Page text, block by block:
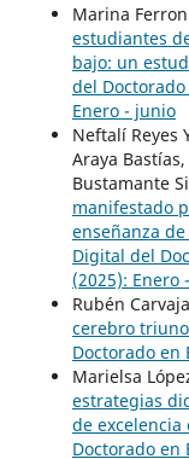
Marina
estudiantes
bajo: un
del Doctorado
Enero - junio
Neftalí Reyes
Araya
Bustamante
manifestado
enseñanza
Digital del
(2025): Enero
Rubén
cerebro
Doctorado en
Marielsa
estrategias
de excelencia
Doctorado en